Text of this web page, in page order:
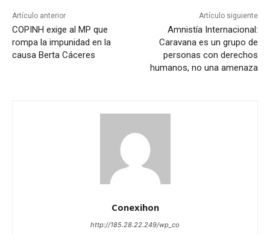
Artículo anterior
COPINH exige al MP que
rompa la impunidad en la
causa Berta Cáceres
Artículo siguiente
Amnistía Internacional:
Caravana es un grupo de
personas con derechos
humanos, no una amenaza
Conexihon
http://185.28.22.249/wp_co